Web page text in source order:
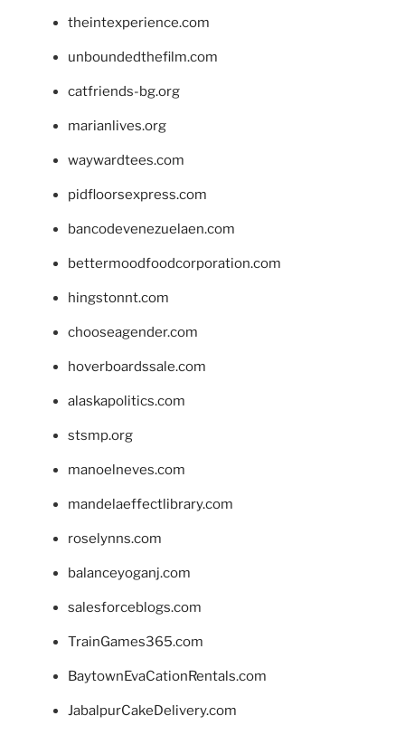
theintexperience.com
unboundedthefilm.com
catfriends-bg.org
marianlives.org
waywardtees.com
pidfloorsexpress.com
bancodevenezuelaen.com
bettermoodfoodcorporation.com
hingstonnt.com
chooseagender.com
hoverboardssale.com
alaskapolitics.com
stsmp.org
manoelneves.com
mandelaeffectlibrary.com
roselynns.com
balanceyoganj.com
salesforceblogs.com
TrainGames365.com
BaytownEvaCationRentals.com
JabalpurCakeDelivery.com